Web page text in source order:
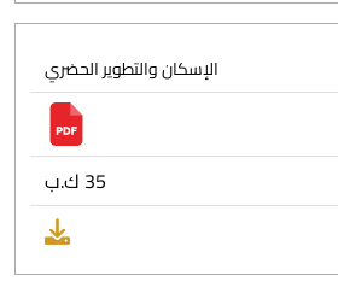
الإسكان والتطوير الحضري
35 ك.ب